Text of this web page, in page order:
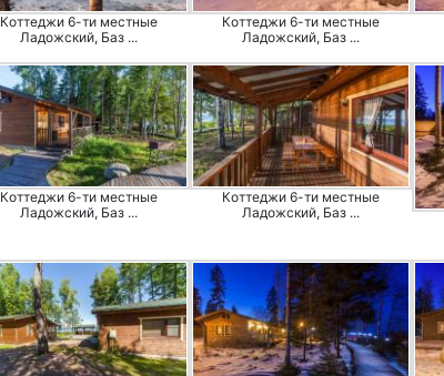
Коттеджи 6-ти местные
Ладожский, Баз ...
Коттеджи 6-ти местные
Ладожский, Баз ...
Коттеджи 6-ти местные
Ладожский, Баз ...
Коттеджи 6-ти местные
Ладожский, Баз ...